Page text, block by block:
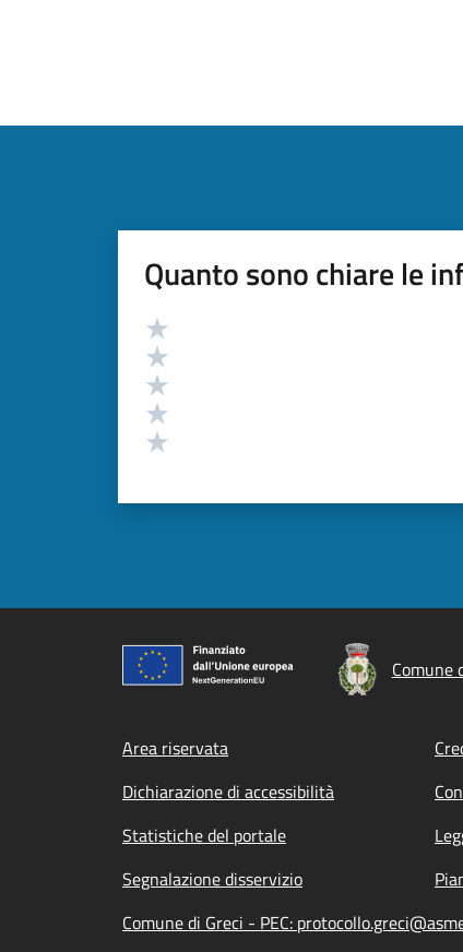
Quanto sono chiare le
Valutazione
Comune
Footer menu
Area riservata
Dichiarazione di accessibilità
Statistiche del portale
Segnalazione disservizio
Comune di Greci - PEC: